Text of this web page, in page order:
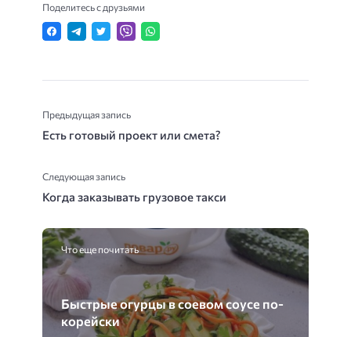
Поделитесь с друзьями
Предыдущая запись
Есть готовый проект или смета?
Следующая запись
Когда заказывать грузовое такси
Что еще почитать
Быстрые огурцы в соевом соусе по-
корейски